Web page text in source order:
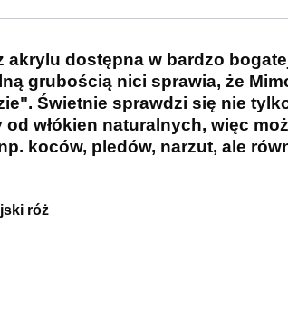
akrylu dostępna w bardzo
grubością nici sprawia, że
Świetnie sprawdzi się nie
włókien naturalnych, więc
koców, pledów, narzut, ale
róż